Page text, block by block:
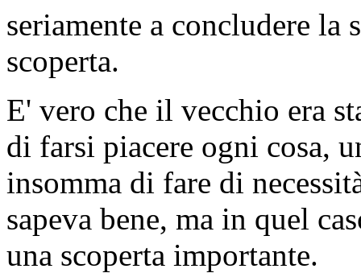
seriamente a concludere la
scoperta.
E' vero che il vecchio era
di farsi piacere ogni cosa,
insomma di fare di
sapeva bene, ma in quel
una scoperta importante.